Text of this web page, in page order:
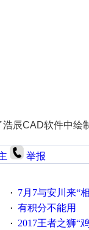
浩辰CAD软件中绘
举报
· 7月7与安川来“
· 有积分不能用
· 2017王者之狮“鸡”情签到